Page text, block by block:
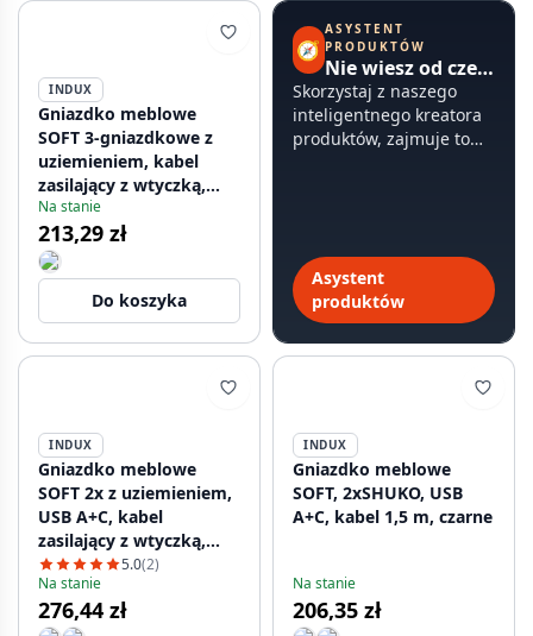
INDUX
Gniazdko meblowe
SOFT 3-gniazdkowe z
uziemieniem, kabel
zasilający z wtyczką,
czarny
Na stanie
213,29 zł
Do koszyka
🧭
ASYSTENT
PRODUKTÓW
Nie wiesz od czego zacząć?
Skorzystaj z naszego
inteligentnego kreatora
produktów, zajmuje to
Asystent
produktów
INDUX
Gniazdko meblowe
SOFT 2x z uziemieniem,
USB A+C, kabel
zasilający z wtyczką,
czarne
5.0(2)
Na stanie
276,44 zł
INDUX
Gniazdko meblowe
SOFT, 2xSHUKO, USB
A+C, kabel 1,5 m, czarne
Na stanie
206,35 zł